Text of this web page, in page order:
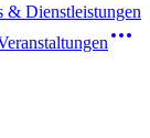
& Dienstleistungen